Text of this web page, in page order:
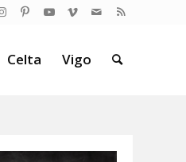
Celta Vigo